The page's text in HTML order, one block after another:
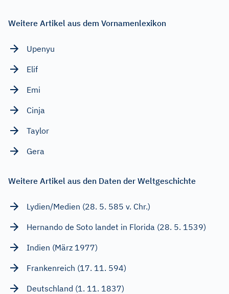
Weitere Artikel aus dem Vornamenlexikon
Upenyu
Elif
Emi
Cinja
Taylor
Gera
Weitere Artikel aus den Daten der Weltgeschichte
Lydien/Medien (28. 5. 585 v. Chr.)
Hernando de Soto landet in Florida (28. 5. 1539)
Indien (März 1977)
Frankenreich (17. 11. 594)
Deutschland (1. 11. 1837)